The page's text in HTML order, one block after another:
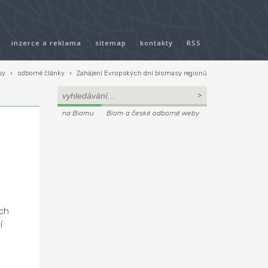
inzerce a reklama sitemap kontakty RSS
› odborné články › Zahájení Evropských dní biomasy regionů
na Biomu Biom a české odborné weby